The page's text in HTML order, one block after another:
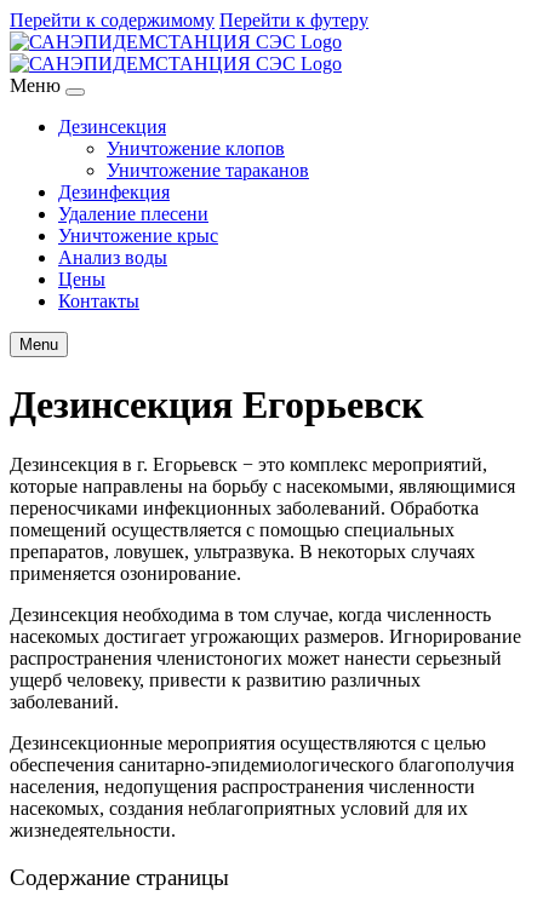
Перейти к содержимому Перейти к футеру
Меню
Дезинсекция
Уничтожение клопов
Уничтожение тараканов
Дезинфекция
Удаление плесени
Уничтожение крыс
Анализ воды
Цены
Контакты
Menu
Дезинсекция Егорьевск
Дезинсекция в г. Егорьевск − это комплекс мероприятий,
которые направлены на борьбу с насекомыми, являющимися
переносчиками инфекционных заболеваний. Обработка
помещений осуществляется с помощью специальных
препаратов, ловушек, ультразвука. В некоторых случаях
применяется озонирование.
Дезинсекция необходима в том случае, когда численность
насекомых достигает угрожающих размеров. Игнорирование
распространения членистоногих может нанести серьезный
ущерб человеку, привести к развитию различных
заболеваний.
Дезинсекционные мероприятия осуществляются с целью
обеспечения санитарно-эпидемиологического благополучия
населения, недопущения распространения численности
насекомых, создания неблагоприятных условий для их
жизнедеятельности.
Содержание страницы